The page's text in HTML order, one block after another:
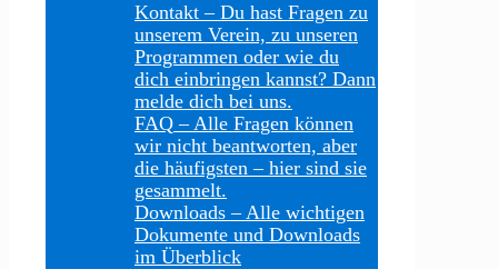
Kontakt – Du hast Fragen zu
unserem Verein, zu unseren
Programmen oder wie du
dich einbringen kannst? Dann
melde dich bei uns.
FAQ –Alle Fragen können
wir nicht beantworten, aber
die häufigsten – hier sind sie
gesammelt.
Downloads –Alle wichtigen
Dokumente und Downloads
im Überblick